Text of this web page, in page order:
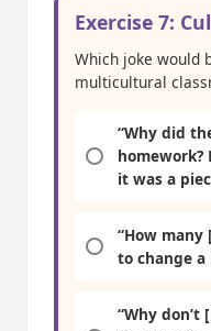
Exercise 7:
Which joke would
multicultural
“Why did
homework?
it was a
“How
to change
“Why don’t